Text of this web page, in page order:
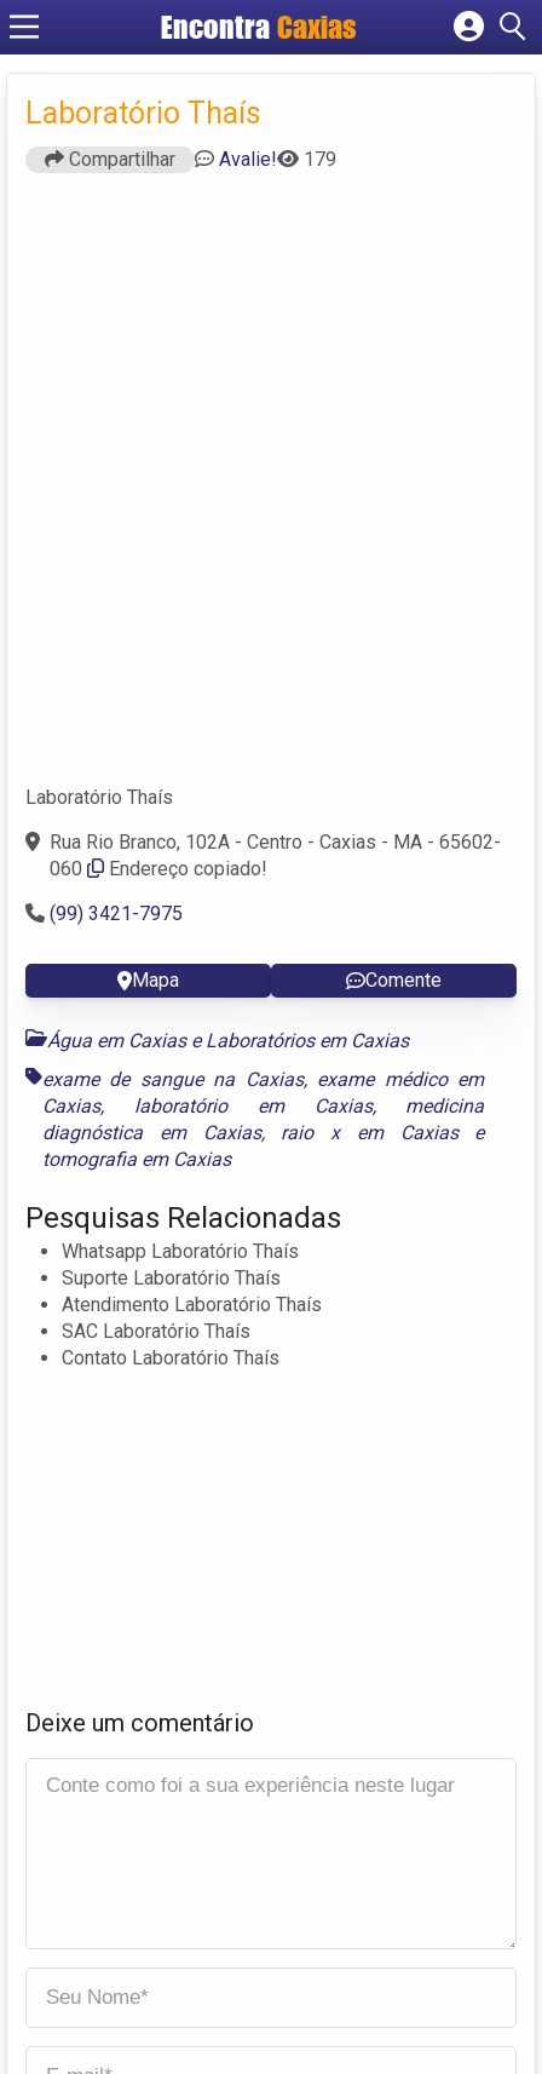
EncontraCaxias
Cadastrar empresa
Criar conta
Laboratório Thaís
Compartilhar Avalie! 179
Laboratório Thaís
Rua Rio Branco, 102A - Centro - Caxias - MA - 65602-
060
Endereço copiado!
(99) 3421-7975
Mapa Comente
Água em CaxiaseLaboratórios em Caxias
exame de sangue na Caxias, exame médico em
Caxias, laboratório em Caxias, medicina
diagnóstica em Caxias, raio x em Caxiase
tomografia em Caxias
Pesquisas Relacionadas
Whatsapp Laboratório Thaís
Suporte Laboratório Thaís
Atendimento Laboratório Thaís
SAC Laboratório Thaís
Contato Laboratório Thaís
Deixe um comentário